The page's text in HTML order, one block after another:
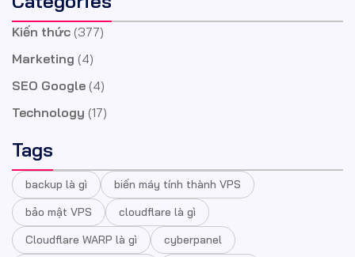
Kiến thức (377)
Marketing (4)
SEO Google (4)
Technology (17)
Tags
backup là gì
biến máy tính thành VPS
bảo mật VPS
cloudflare là gì
Cloudflare WARP là gì
cyberpanel